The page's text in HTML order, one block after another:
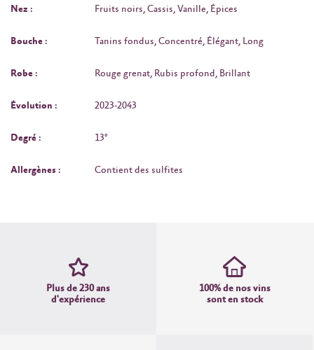
Nez : Fruits noirs, Cassis, Vanille, Épices
Bouche : Tanins fondus, Concentré, Élégant, Long
Robe : Rouge grenat, Rubis profond, Brillant
Évolution : 2023-2043
Degré : 13°
Allergènes : Contient des sulfites
Plus de 230 ans
d'expérience
100% de nos vins
sont en stock